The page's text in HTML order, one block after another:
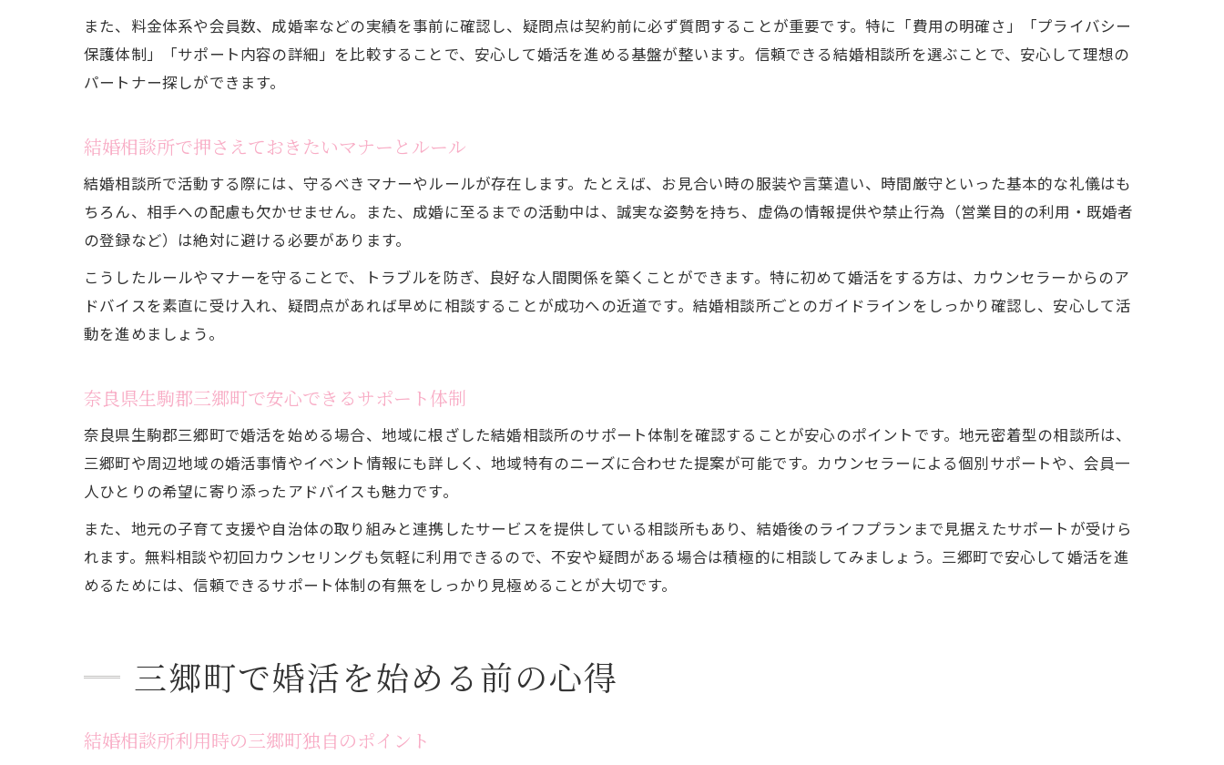
結婚相談所で理想の出会いを引き寄せるコツ
年代ごとの結婚相談所活用ポイント解説
年齢別の婚活戦略と三郷町での実例紹介
実年齢と婚活成功率の関係を知ろう
また、料金体系や会員数、成婚率などの実績を事前に確認し、疑問点は契約前に必ず質問することが重要です。特に「費用の明確さ」「プライバシー
保護体制」「サポート内容の詳細」を比較することで、安心して婚活を進める基盤が整います。信頼できる結婚相談所を選ぶことで、安心して理想の
パートナー探しができます。
結婚相談所で押さえておきたいマナーとルール
結婚相談所で活動する際には、守るべきマナーやルールが存在します。たとえば、お見合い時の服装や言葉遣い、時間厳守といった基本的な礼儀はも
ちろん、相手への配慮も欠かせません。また、成婚に至るまでの活動中は、誠実な姿勢を持ち、虚偽の情報提供や禁止行為（営業目的の利用・既婚者
の登録など）は絶対に避ける必要があります。
こうしたルールやマナーを守ることで、トラブルを防ぎ、良好な人間関係を築くことができます。特に初めて婚活をする方は、カウンセラーからのア
ドバイスを素直に受け入れ、疑問点があれば早めに相談することが成功への近道です。結婚相談所ごとのガイドラインをしっかり確認し、安心して活
動を進めましょう。
奈良県生駒郡三郷町で安心できるサポート体制
奈良県生駒郡三郷町で婚活を始める場合、地域に根ざした結婚相談所のサポート体制を確認することが安心のポイントです。地元密着型の相談所は、
三郷町や周辺地域の婚活事情やイベント情報にも詳しく、地域特有のニーズに合わせた提案が可能です。カウンセラーによる個別サポートや、会員一
人ひとりの希望に寄り添ったアドバイスも魅力です。
また、地元の子育て支援や自治体の取り組みと連携したサービスを提供している相談所もあり、結婚後のライフプランまで見据えたサポートが受けら
れます。無料相談や初回カウンセリングも気軽に利用できるので、不安や疑問がある場合は積極的に相談してみましょう。三郷町で安心して婚活を進
めるためには、信頼できるサポート体制の有無をしっかり見極めることが大切です。
三郷町で婚活を始める前の心得
結婚相談所利用時の三郷町独自のポイント